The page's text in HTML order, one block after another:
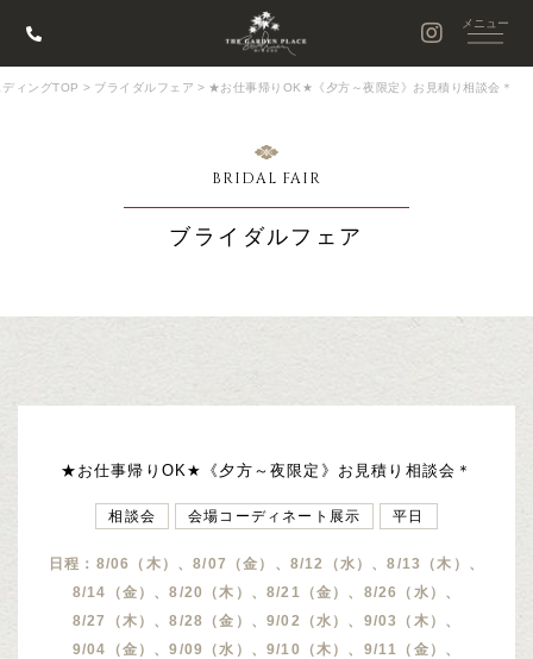
ィングTOP > ブライダルフェア > ★お仕事帰りOK★《夕方～夜限定》お見積り相談会＊
BRIDAL FAIR
ブライダルフェア
★お仕事帰りOK★《夕方～夜限定》お見積り相談会＊
相談会 会場コーディネート展示 平日
日程：8/06（木）、8/07（金）、8/12（水）、8/13（木）、
8/14（金）、8/20（木）、8/21（金）、8/26（水）、
8/27（木）、8/28（金）、9/02（水）、9/03（木）、
9/04（金）、9/09（水）、9/10（木）、9/11（金）、